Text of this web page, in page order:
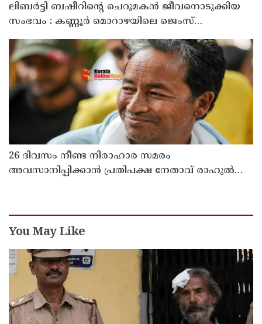
ലിബർട്ടി ബഷീറിന്റെ ചെറുമകൻ ജീവനൊടുക്കിയ
സംഭവം : കണ്ണൂർ മൊറാഴയിലെ ജെംസ്
ഇൻ്റർനാഷനൽ സ്കൂളിലെ പ്രധാന
അധ്യാപികക്കെതിരെ പരാതിയുമായിബന്ധുക്കൾ
26 ദിവസം നീണ്ട നിരാഹാര സമരം
അവസാനിപ്പിക്കാൻ പ്രതിപക്ഷ നേതാവ് രാഹുൽ
You May Like